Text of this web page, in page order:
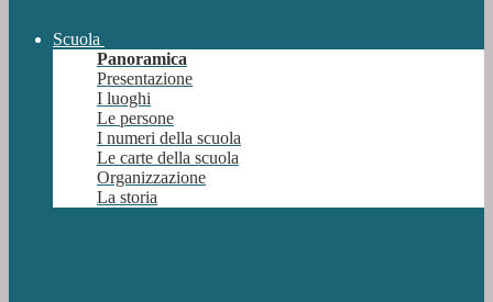
Scuola
Panoramica
Presentazione
I luoghi
Le persone
I numeri della scuola
Le carte della scuola
Organizzazione
La storia